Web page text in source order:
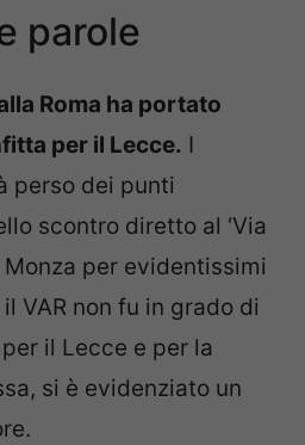
parole
Roma ha portato
per il Lecce. I
perso dei punti
scontro diretto al ‘Via
Monza per evidentissimi
VAR non fu in grado di
il Lecce e per la
si è evidenziato un